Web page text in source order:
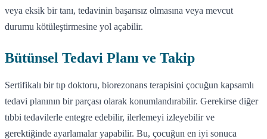
veya eksik bir tanı, tedavinin başarısız olmasına veya mevcut
durumu kötüleştirmesine yol açabilir.
Bütünsel Tedavi Planı ve Takip
Sertifikalı bir tıp doktoru, biorezonans terapisini çocuğun kapsamlı
tedavi planının bir parçası olarak konumlandırabilir. Gerekirse diğer
tıbbi tedavilerle entegre edebilir, ilerlemeyi izleyebilir ve
gerektiğinde ayarlamalar yapabilir. Bu, çocuğun en iyi sonuca